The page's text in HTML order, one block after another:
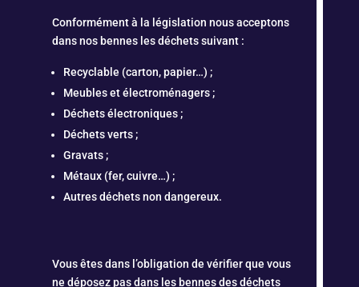
Conformément à la législation nous acceptons
dans nos bennes les déchets suivant :
Recyclable (carton, papier…) ;
Meubles et électroménagers ;
Déchets électroniques ;
Déchets verts ;
Gravats ;
Métaux (fer, cuivre…) ;
Autres déchets non dangereux.
Vous êtes dans l’obligation de vérifier que vous
ne déposez pas dans les bennes des déchets